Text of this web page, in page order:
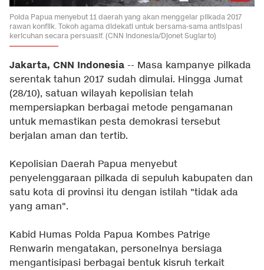
Polda Papua menyebut 11 daerah yang akan menggelar pilkada 2017
rawan konflik. Tokoh agama didekati untuk bersama-sama antisipasi
kericuhan secara persuasif. (CNN Indonesia/Djonet Sugiarto)
Jakarta, CNN Indonesia -- Masa kampanye pilkada
serentak tahun 2017 sudah dimulai. Hingga Jumat
(28/10), satuan wilayah kepolisian telah
mempersiapkan berbagai metode pengamanan
untuk memastikan pesta demokrasi tersebut
berjalan aman dan tertib.
Kepolisian Daerah Papua menyebut
penyelenggaraan pilkada di sepuluh kabupaten dan
satu kota di provinsi itu dengan istilah "tidak ada
yang aman".
Kabid Humas Polda Papua Kombes Patrige
Renwarin mengatakan, personelnya bersiaga
mengantisipasi berbagai bentuk kisruh terkait